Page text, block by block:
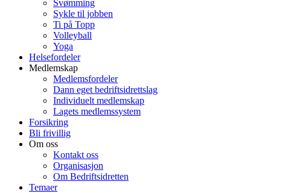
Svømming
Sykle til jobben
Ti på Topp
Volleyball
Yoga
Helsefordeler
Medlemskap
Medlemsfordeler
Dann eget bedriftsidrettslag
Individuelt medlemskap
Lagets medlemssystem
Forsikring
Bli frivillig
Om oss
Kontakt oss
Organisasjon
Om Bedriftsidretten
Temaer